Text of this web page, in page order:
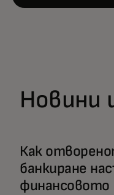
Новини
Как
банкиране
финансовото